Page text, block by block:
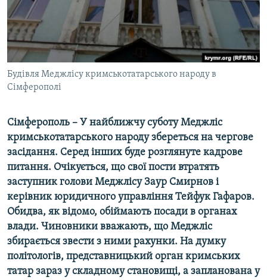
ВІДЕОУРОКИ «ELIFBE»
СВІДЧЕННЯ ОКУПАЦІЇ
УКРАЇНСЬКА ПРОБЛЕМА КРИМУ
ІНФОГРАФІКА
Русский
Qırımtatar
ДОЛУЧАЙСЯ!
Усі сайти RFE/RL
Будівля Меджлісу кримськотатарського народу в
Сімферополі
Сімферополь – У найближчу суботу Меджліс
кримськотатарського народу збереться на чергове
засідання. Серед інших буде розглянуте кадрове
питання. Очікується, що свої пости втратять
заступник голови Меджлісу Заур Смирнов і
керівник юридичного управління Тейфук Гафаров.
Обидва, як відомо, обіймають посади в органах
влади. Чиновники вважають, що Меджліс
збирається звести з ними рахунки. На думку
політологів, представницький орган кримських
татар зараз у складному становищі, а запланована у